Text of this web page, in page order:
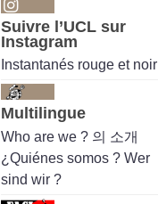
Suivre l’UCL sur
Instagram
Instantanés rouge et noir
Multilingue
Who are we ? 의 소개
¿Quiénes somos ? Wer
sind wir ?